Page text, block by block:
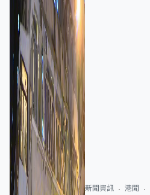
新聞資訊 港聞